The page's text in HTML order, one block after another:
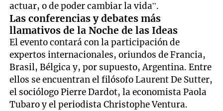
actuar, o de poder cambiar la vida”.
Las conferencias y debates más
llamativos de la Noche de las Ideas
El evento contará con la participación de
expertos internacionales, oriundos de Francia,
Brasil, Bélgica y, por supuesto, Argentina. Entre
ellos se encuentran el filósofo Laurent De Sutter,
el sociólogo Pierre Dardot, la economista Paola
Tubaro y el periodista Christophe Ventura.